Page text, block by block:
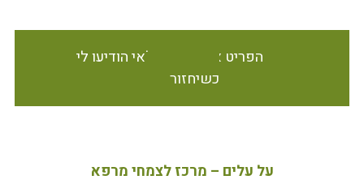
הפריט אינו זמין במלאי הודיעו לי
כשיחזור
על עלים – מרכז לצמחי מרפא